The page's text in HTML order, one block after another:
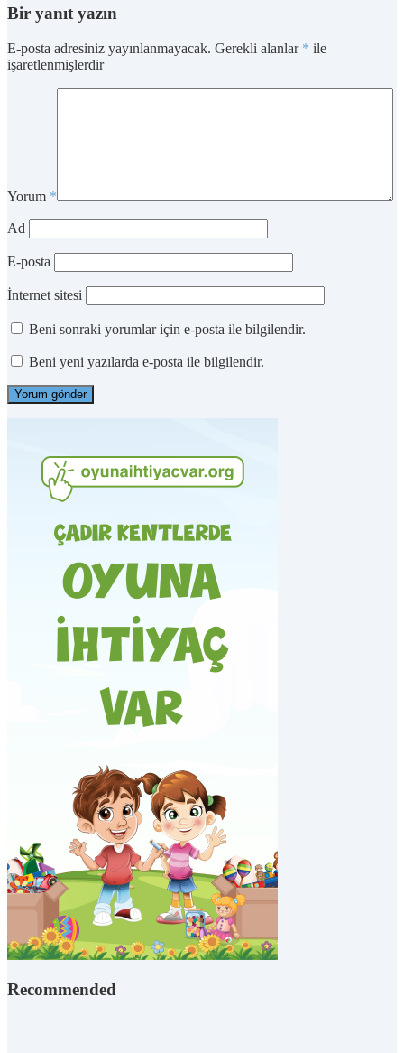
Bir yanıt yazın
E-posta adresiniz yayınlanmayacak. Gerekli alanlar * ile
işaretlenmişlerdir
Yorum *
Ad
E-posta
İnternet sitesi
Beni sonraki yorumlar için e-posta ile bilgilendir.
Beni yeni yazılarda e-posta ile bilgilendir.
Recommended